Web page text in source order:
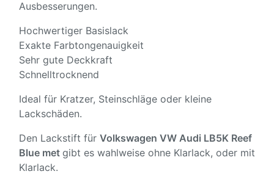
Ausbesserungen.
Hochwertiger Basislack
Exakte Farbtongenauigkeit
Sehr gute Deckkraft
Schnelltrocknend
Ideal für Kratzer, Steinschläge oder kleine
Lackschäden.
Den Lackstift für Volkswagen VW Audi LB5K Reef
Blue met gibt es wahlweise ohne Klarlack, oder mit
Klarlack.